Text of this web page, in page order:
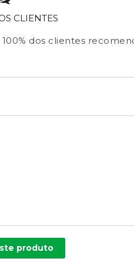
CLIENTES
100% dos clientes
produto